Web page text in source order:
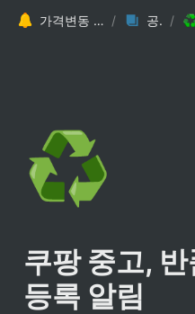
가격변동 알리미 가이드 (가격 추적) / 공지사항 /
♻️
쿠팡 중고,
등록 알림